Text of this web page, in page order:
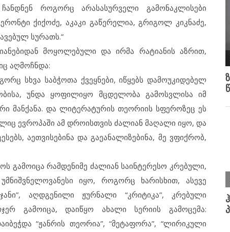
როგორც არასასურველი გამონაკლისები
ქიქოძე, აკაკი გაწერელია, გრიგოლ კიკნაძე,
სურათს.”
მოყოლებული და ირმა რატიანის აზრით,
აღმოჩნდა:
სხვა საბჭოთა ქვეყნები, იწყებს დამოუკიდებელ
უნდა ყოფილიყო მცდელობა გამოსვლისა იმ
მანქანა. და ლიტერატურის თეორიის სფეროზეც ეს
ევროპაში ამ დროისთვის ძალიან მაღალი იყო, და
აეთვისებინა და გაეანალიზებინა, მე ვფიქრობ,
გამოიცა რამდენიმე ძალიან საინტერესო კრებული,
იყო, როგორც ხარისხით, ასევე
აღდგენილი ჟურნალი “კრიტიკა”, კრებული
გამოიცა, დაიწყო ახალი სერიის გამოცემა:
“ჟანრის თეორია”, “მეტაფორა”, “ლირიკული